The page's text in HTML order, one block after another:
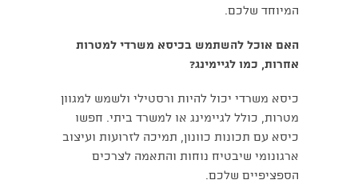
המיוחד שלכם.
האם אוכל להשתמש בכיסא משרדי למטרות
אחרות, כמו לגיימינג?
כיסא משרדי יכול להיות ורסטילי ולשמש למגוון
מטרות, כולל לגיימינג או למשרד ביתי. חפשו
כיסא עם תכונות כוונון, תמיכה לזרועות ועיצוב
ארגונומי שיבטיח נוחות והתאמה לצרכים
הספציפיים שלכם.